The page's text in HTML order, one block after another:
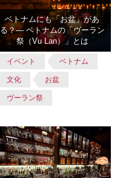
ベトナムにも「お盆」があ
る？― ベトナムの「ヴーラン
祭（Vu Lan）」とは
イベント ベトナム
文化 お盆
ヴーラン祭